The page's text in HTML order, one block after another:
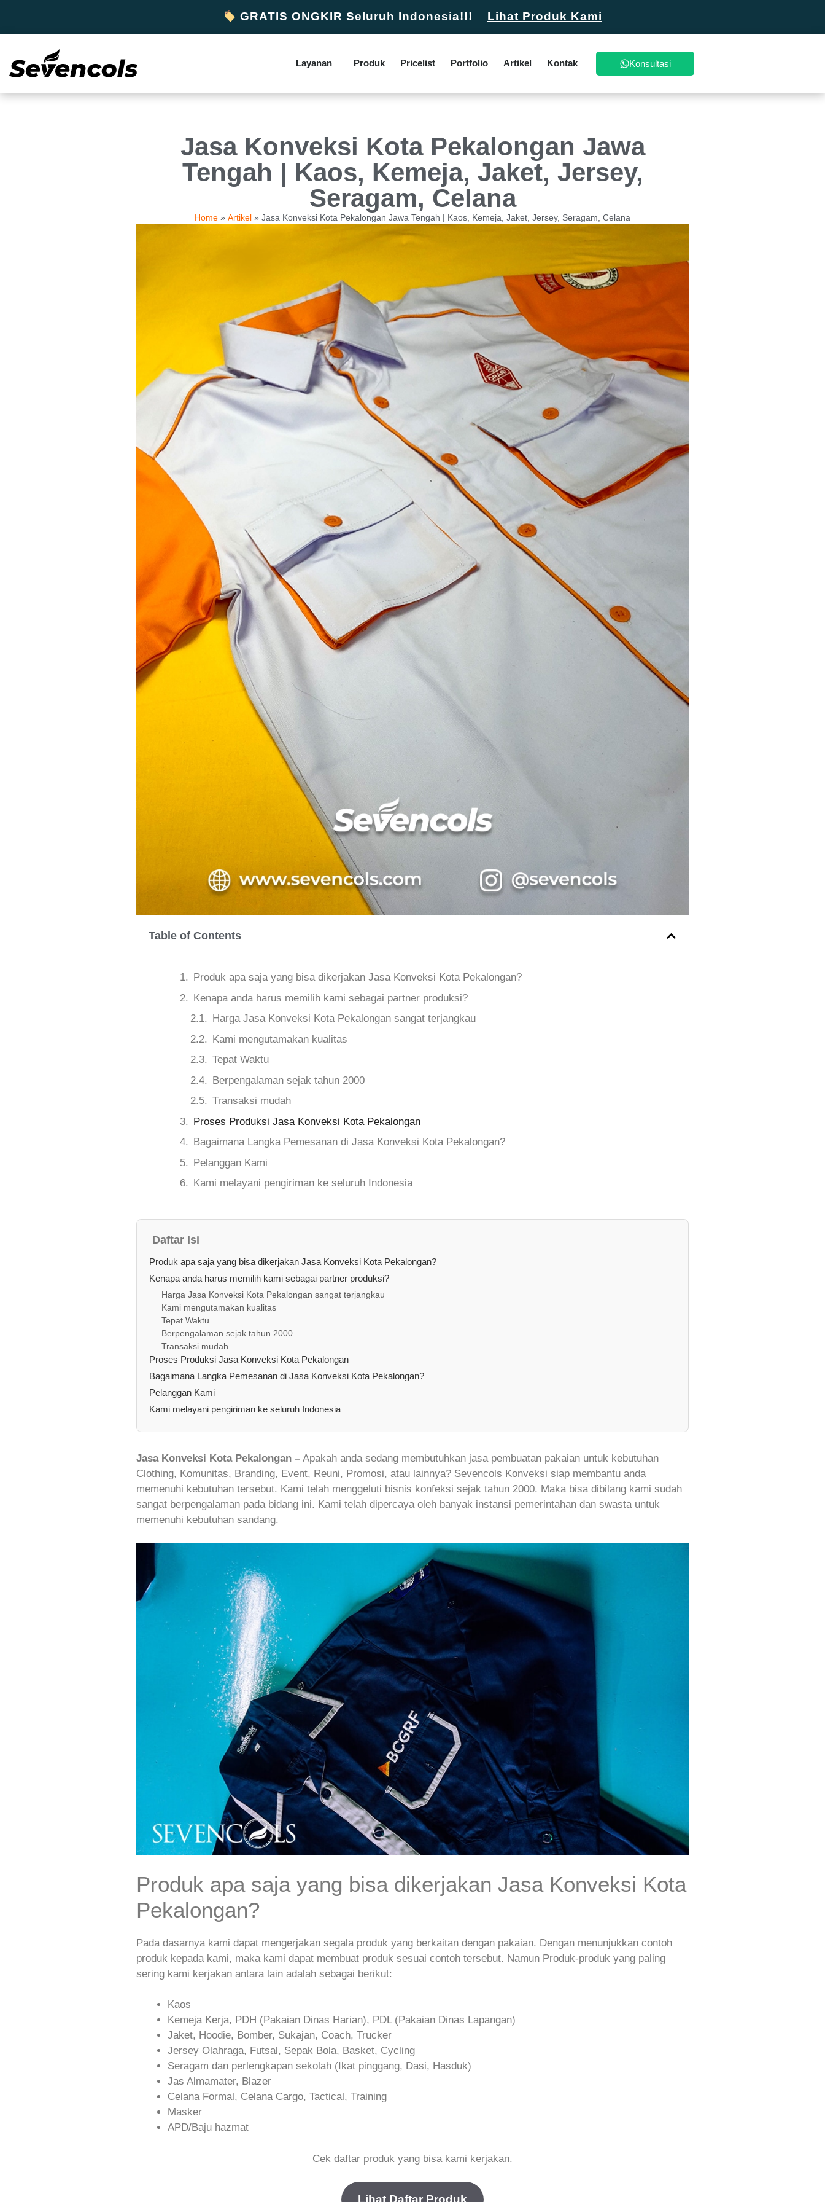
GRATIS ONGKIR Seluruh Indonesia!!! Lihat Produk Kami
Layanan Produk Pricelist Portfolio Artikel Kontak Konsultasi
Jasa Konveksi Kota Pekalongan Jawa
Tengah | Kaos, Kemeja, Jaket, Jersey,
Seragam, Celana
Home » Artikel » Jasa Konveksi Kota Pekalongan Jawa Tengah | Kaos, Kemeja, Jaket, Jersey, Seragam, Celana
Table of Contents
Produk apa saja yang bisa dikerjakan Jasa Konveksi Kota Pekalongan?
Kenapa anda harus memilih kami sebagai partner produksi?
Harga Jasa Konveksi Kota Pekalongan sangat terjangkau
Kami mengutamakan kualitas
Tepat Waktu
Berpengalaman sejak tahun 2000
Transaksi mudah
Proses Produksi Jasa Konveksi Kota Pekalongan
Bagaimana Langka Pemesanan di Jasa Konveksi Kota Pekalongan?
Pelanggan Kami
Kami melayani pengiriman ke seluruh Indonesia
Daftar Isi
Produk apa saja yang bisa dikerjakan Jasa Konveksi Kota Pekalongan?
Kenapa anda harus memilih kami sebagai partner produksi?
Harga Jasa Konveksi Kota Pekalongan sangat terjangkau
Kami mengutamakan kualitas
Tepat Waktu
Berpengalaman sejak tahun 2000
Transaksi mudah
Proses Produksi Jasa Konveksi Kota Pekalongan
Bagaimana Langka Pemesanan di Jasa Konveksi Kota Pekalongan?
Pelanggan Kami
Kami melayani pengiriman ke seluruh Indonesia
Jasa Konveksi Kota Pekalongan – Apakah anda sedang membutuhkan jasa pembuatan pakaian untuk kebutuhan
Clothing, Komunitas, Branding, Event, Reuni, Promosi, atau lainnya? Sevencols Konveksi siap membantu anda
memenuhi kebutuhan tersebut. Kami telah menggeluti bisnis konfeksi sejak tahun 2000. Maka bisa dibilang kami sudah
sangat berpengalaman pada bidang ini. Kami telah dipercaya oleh banyak instansi pemerintahan dan swasta untuk
memenuhi kebutuhan sandang.
Produk apa saja yang bisa dikerjakan Jasa Konveksi Kota
Pekalongan?
Pada dasarnya kami dapat mengerjakan segala produk yang berkaitan dengan pakaian. Dengan menunjukkan contoh
produk kepada kami, maka kami dapat membuat produk sesuai contoh tersebut. Namun Produk-produk yang paling
sering kami kerjakan antara lain adalah sebagai berikut:
Kaos
Kemeja Kerja, PDH (Pakaian Dinas Harian), PDL (Pakaian Dinas Lapangan)
Jaket, Hoodie, Bomber, Sukajan, Coach, Trucker
Jersey Olahraga, Futsal, Sepak Bola, Basket, Cycling
Seragam dan perlengkapan sekolah (Ikat pinggang, Dasi, Hasduk)
Jas Almamater, Blazer
Celana Formal, Celana Cargo, Tactical, Training
Masker
APD/Baju hazmat
Cek daftar produk yang bisa kami kerjakan.
Lihat Daftar Produk